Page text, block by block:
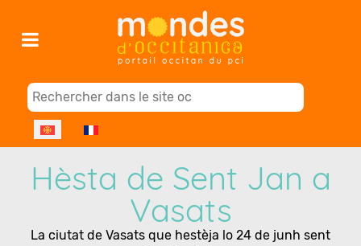
Select your language
Hèsta de Sent Jan a
Vasats
La ciutat de Vasats que hestèja lo 24 de junh sent